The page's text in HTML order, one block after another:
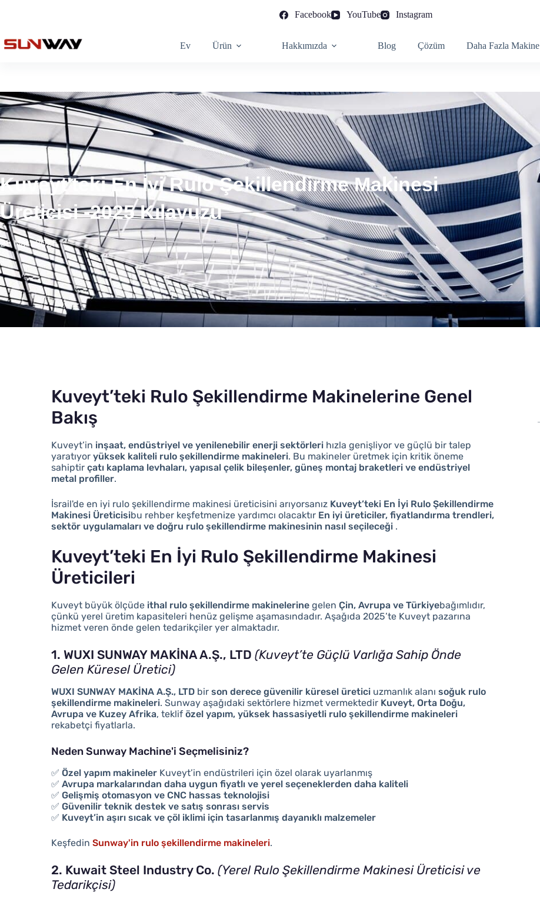
Facebook YouTube Instagram
Ev Ürün Hakkımızda Blog Çözüm Daha Fazla Makine
Kuveyt'teki En İyi Rulo Şekillendirme Makinesi
Üreticisi -2025 Kılavuzu
28 Mart 2025
Kuveyt’teki Rulo Şekillendirme Makinelerine Genel
Bakış
Kuveyt’in inşaat, endüstriyel ve yenilenebilir enerji sektörleri hızla genişliyor ve güçlü bir talep
yaratıyoryüksek kaliteli rulo şekillendirme makineleri. Bu makineler üretmek için kritik öneme
sahiptirçatı kaplama levhaları, yapısal çelik bileşenler, güneş montaj braketleri ve endüstriyel
metal profiller.
İsrail'de en iyi rulo şekillendirme makinesi üreticisini arıyorsanız Kuveyt’teki En İyi Rulo Şekillendirme
Makinesi Üreticisibu rehber keşfetmenize yardımcı olacaktır En iyi üreticiler, fiyatlandırma trendleri,
sektör uygulamaları ve doğru rulo şekillendirme makinesinin nasıl seçileceği .
Kuveyt’teki En İyi Rulo Şekillendirme Makinesi
Üreticileri
Kuveyt büyük ölçüde ithal rulo şekillendirme makinelerine gelenÇin, Avrupa ve Türkiyebağımlıdır,
çünkü yerel üretim kapasiteleri henüz gelişme aşamasındadır. Aşağıda 2025’te Kuveyt pazarına
hizmet veren önde gelen tedarikçiler yer almaktadır.
1. WUXI SUNWAY MAKİNA A.Ş., LTD (Kuveyt’te Güçlü Varlığa Sahip Önde
Gelen Küresel Üretici)
WUXI SUNWAY MAKİNA A.Ş., LTD birson derece güvenilir küresel üretici uzmanlık alanısoğuk rulo
şekillendirme makineleri. Sunway aşağıdaki sektörlere hizmet vermektedir Kuveyt, Orta Doğu,
Avrupa ve Kuzey Afrika, teklifözel yapım, yüksek hassasiyetli rulo şekillendirme makineleri
rekabetçi fiyatlarla.
Neden Sunway Machine'i Seçmelisiniz?
✅Özel yapım makineler Kuveyt’in endüstrileri için özel olarak uyarlanmış
✅Avrupa markalarından daha uygun fiyatlı ve yerel seçeneklerden daha kaliteli
✅Gelişmiş otomasyon ve CNC hassas teknolojisi
✅Güvenilir teknik destek ve satış sonrası servis
✅ Kuveyt’in aşırı sıcak ve çöl iklimi için tasarlanmış dayanıklı malzemeler
KeşfedinSunway'in rulo şekillendirme makineleri.
2. Kuwait Steel Industry Co. (Yerel Rulo Şekillendirme Makinesi Üreticisi ve
Tedarikçisi)